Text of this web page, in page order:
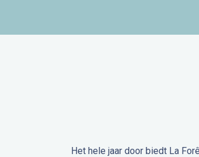
Het hele jaar door biedt La